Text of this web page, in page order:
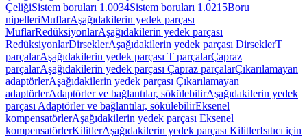
ÇeliğiSistem boruları 1.0034Sistem boruları 1.0215Boru
nipelleriMuflarAşağıdakilerin yedek parçası
MuflarRedüksiyonlarAşağıdakilerin yedek parçası
RedüksiyonlarDirseklerAşağıdakilerin yedek parçası DirseklerT
parçalarAşağıdakilerin yedek parçası T parçalarÇapraz
parçalarAşağıdakilerin yedek parçası Çapraz parçalarÇıkarılamayan
adaptörlerAşağıdakilerin yedek parçası Çıkarılamayan
adaptörlerAdaptörler ve bağlantılar, sökülebilirAşağıdakilerin yedek
parçası Adaptörler ve bağlantılar, sökülebilirEksenel
kompensatörlerAşağıdakilerin yedek parçası Eksenel
kompensatörlerKilitlerAşağıdakilerin yedek parçası KilitlerIsıtıcı için